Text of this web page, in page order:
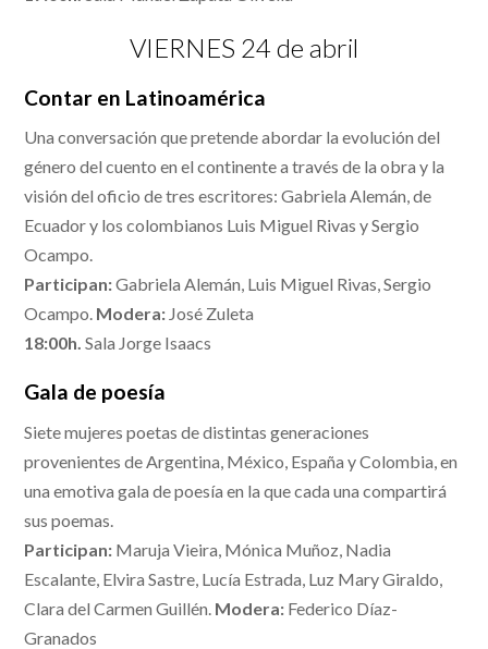
VIERNES 24 de abril
Contar en Latinoamérica
Una conversación que pretende abordar la evolución del
género del cuento en el continente a través de la obra y la
visión del oficio de tres escritores: Gabriela Alemán, de
Ecuador y los colombianos Luis Miguel Rivas y Sergio
Ocampo.
Participan:Gabriela Alemán, Luis Miguel Rivas, Sergio
Ocampo. Modera: José Zuleta
18:00h.Sala Jorge Isaacs
Gala de poesía
Siete mujeres poetas de distintas generaciones
provenientes de Argentina, México, España y Colombia, en
una emotiva gala de poesía en la que cada una compartirá
sus poemas.
Participan: Maruja Vieira, Mónica Muñoz, Nadia
Escalante, Elvira Sastre, Lucía Estrada, Luz Mary Giraldo,
Clara del Carmen Guillén. Modera: Federico Díaz-
Granados